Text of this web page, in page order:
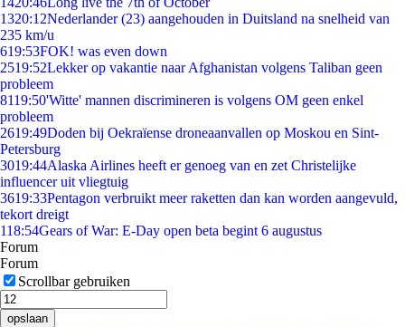
1320:12Nederlander (23) aangehouden in Duitsland na snelheid van
235 km/u
619:53FOK! was even down
2519:52Lekker op vakantie naar Afghanistan volgens Taliban geen
probleem
8119:50'Witte' mannen discrimineren is volgens OM geen enkel
probleem
2619:49Doden bij Oekraïense droneaanvallen op Moskou en Sint-
Petersburg
3019:44Alaska Airlines heeft er genoeg van en zet Christelijke
influencer uit vliegtuig
3619:33Pentagon verbruikt meer raketten dan kan worden aangevuld,
tekort dreigt
118:54Gears of War: E-Day open beta begint 6 augustus
Forum
Forum
Scrollbar gebruiken
opslaan